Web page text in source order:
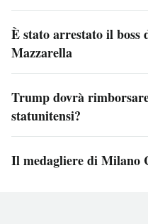
È stato arrestato il boss
Mazzarella
Trump dovrà
statunitensi?
Il medagliere di Milano